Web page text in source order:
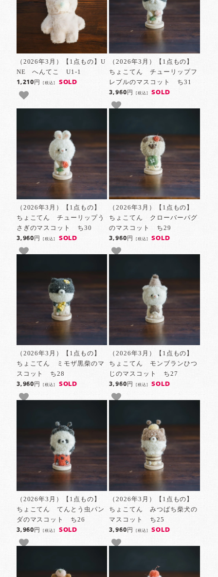
（2026年3月）【1点もの】U
NE へんてこ U1-1
1,210円[税込] SOLD
（2026年3月）【1点もの】
ちょこてん チューリップフ
レブルのマスコット ち31
3,960円 [税込] SOLD
（2026年3月）【1点もの】
ちょこてん チューリップう
さぎのマスコット ち30
3,960円[税込] SOLD
（2026年3月）【1点もの】
ちょこてん クローバーパグ
のマスコット ち29
3,960円 [税込] SOLD
（2026年3月）【1点もの】
ちょこてん ミモザ黒柴のマ
スコット ち28
3,960円[税込] SOLD
（2026年3月）【1点もの】
ちょこてん モンブランひつ
じのマスコット ち27
3,960円 [税込] SOLD
（2026年3月）【1点もの】
ちょこてん てんとう虫パン
ダのマスコット ち26
3,960円[税込] SOLD
（2026年3月）【1点もの】
ちょこてん みつばち柴犬の
マスコット ち25
3,960円 [税込] SOLD